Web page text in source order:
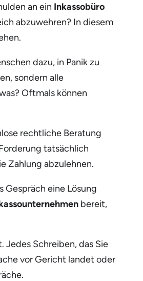
an ein Inkassobüro
abzuwehren? In diesem
dazu, in Panik zu
sondern alle
Oftmals können
rechtliche Beratung
tatsächlich
Zahlung abzulehnen.
Gespräch eine Lösung
bereit,
Schreiben, das Sie
vor Gericht landet oder